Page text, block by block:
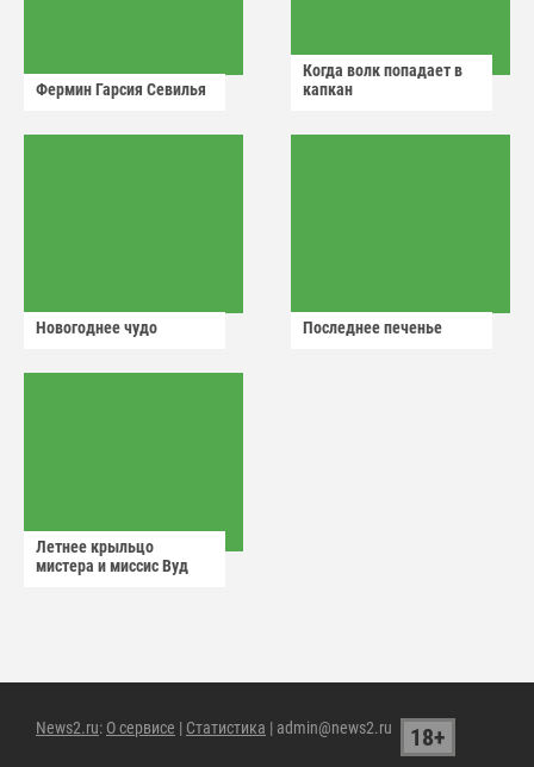
Фермин Гарсия Севилья
Когда волк попадает в
капкан
Новогоднее чудо Последнее печенье
Летнее крыльцо
мистера и миссис Вуд
News2.ru: О сервисе | Статистика | admin@news2.ru 18+